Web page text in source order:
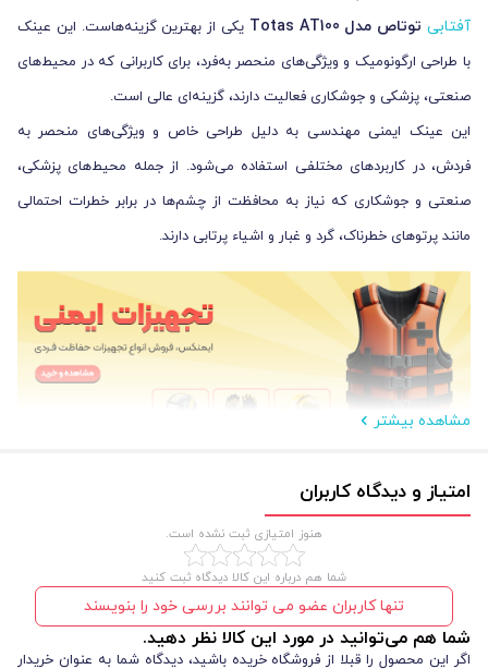
آفتابیتوتاص مدل Totas AT100
یکی از بهترین گزینه‌هاست. این عینک
با طراحی ارگونومیک و ویژگی‌های منحصر به‌فرد، برای کاربرانی که در محیط‌های
صنعتی، پزشکی و جوشکاری فعالیت دارند، گزینه‌ای عالی است.
این عینک ایمنی مهندسی به دلیل طراحی خاص و ویژگی‌های منحصر به
فردش، در کاربردهای مختلفی استفاده می‌شود. از جمله محیط‌های پزشکی،
صنعتی و جوشکاری که نیاز به محافظت از چشم‌ها در برابر خطرات احتمالی
مانند پرتوهای خطرناک، گرد و غبار و اشیاء پرتابی دارند.
مزایای عینک ایمنی مهندسی توتاص مدل Totas AT100
عینک ایمنی آفتابی و دودی Totas AT100 دارای مزایای متعددی است که
استفاده از آن را برای کاربرانی که در محیط‌های مختلف کار می‌کنند، راحت‌تر و
ایمن‌تر می‌سازد. یکی از ویژگی‌های برجسته این محصول، طراحی ارگونومیک آن
است که باعث می‌شود عینک به راحتی روی صورت قرار گیرد و فشار کمتری به
مشاهده بیشتر
امتیاز و دیدگاه کاربران
هنوز امتیازی ثبت نشده است.
شما هم درباره این کالا دیدگاه ثبت کنید
تنها کاربران عضو می توانند بررسی خود را بنویسند
شما هم می‌توانید در مورد این کالا نظر دهید.
اگر این محصول را قبلا از فروشگاه خریده باشید، دیدگاه شما به عنوان خریدار